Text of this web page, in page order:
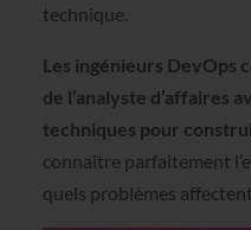
technique.
Les ingénieurs DevOps
de l’analyste d’affaires
techniques pour
connaître parfaitement
quels problèmes